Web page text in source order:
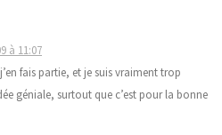
à 11:07
fais partie, et je suis vraiment trop
géniale, surtout que c’est pour la bonne